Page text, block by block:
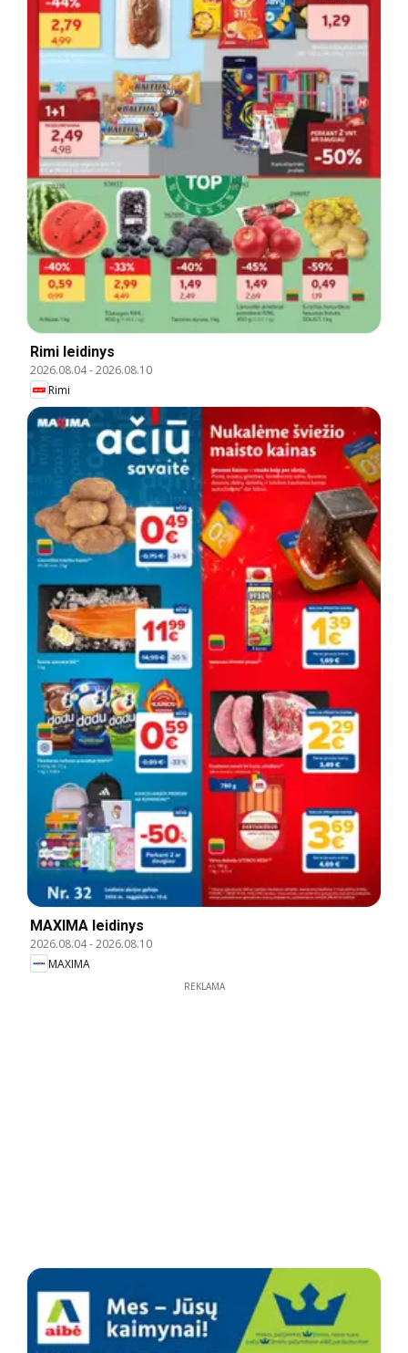
Rimi leidinys
2026.08.04-2026.08.10
Rimi
MAXIMA leidinys
2026.08.04-2026.08.10
MAXIMA
REKLAMA